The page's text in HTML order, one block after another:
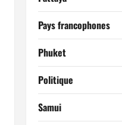
Pays francophones
Phuket
Politique
Samui